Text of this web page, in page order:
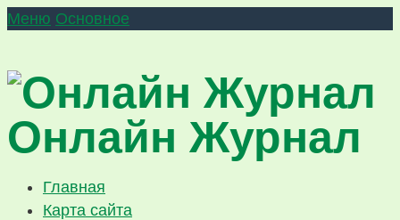
Меню Основное
Онлайн Журнал
Главная
Карта сайта